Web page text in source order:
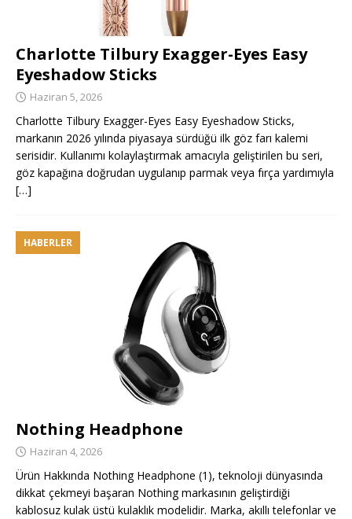
Charlotte Tilbury Exagger-Eyes Easy
Eyeshadow Sticks
Haziran 5, 2026
Charlotte Tilbury Exagger-Eyes Easy Eyeshadow Sticks,
markanın 2026 yılında piyasaya sürdüğü ilk göz farı kalemi
serisidir. Kullanımı kolaylaştırmak amacıyla geliştirilen bu seri,
göz kapağına doğrudan uygulanıp parmak veya fırça yardımıyla
[…]
HABERLER
Nothing Headphone
Haziran 4, 2026
Ürün Hakkında Nothing Headphone (1), teknoloji dünyasında
dikkat çekmeyi başaran Nothing markasının geliştirdiği
kablosuz kulak üstü kulaklık modelidir. Marka, akıllı telefonlar ve